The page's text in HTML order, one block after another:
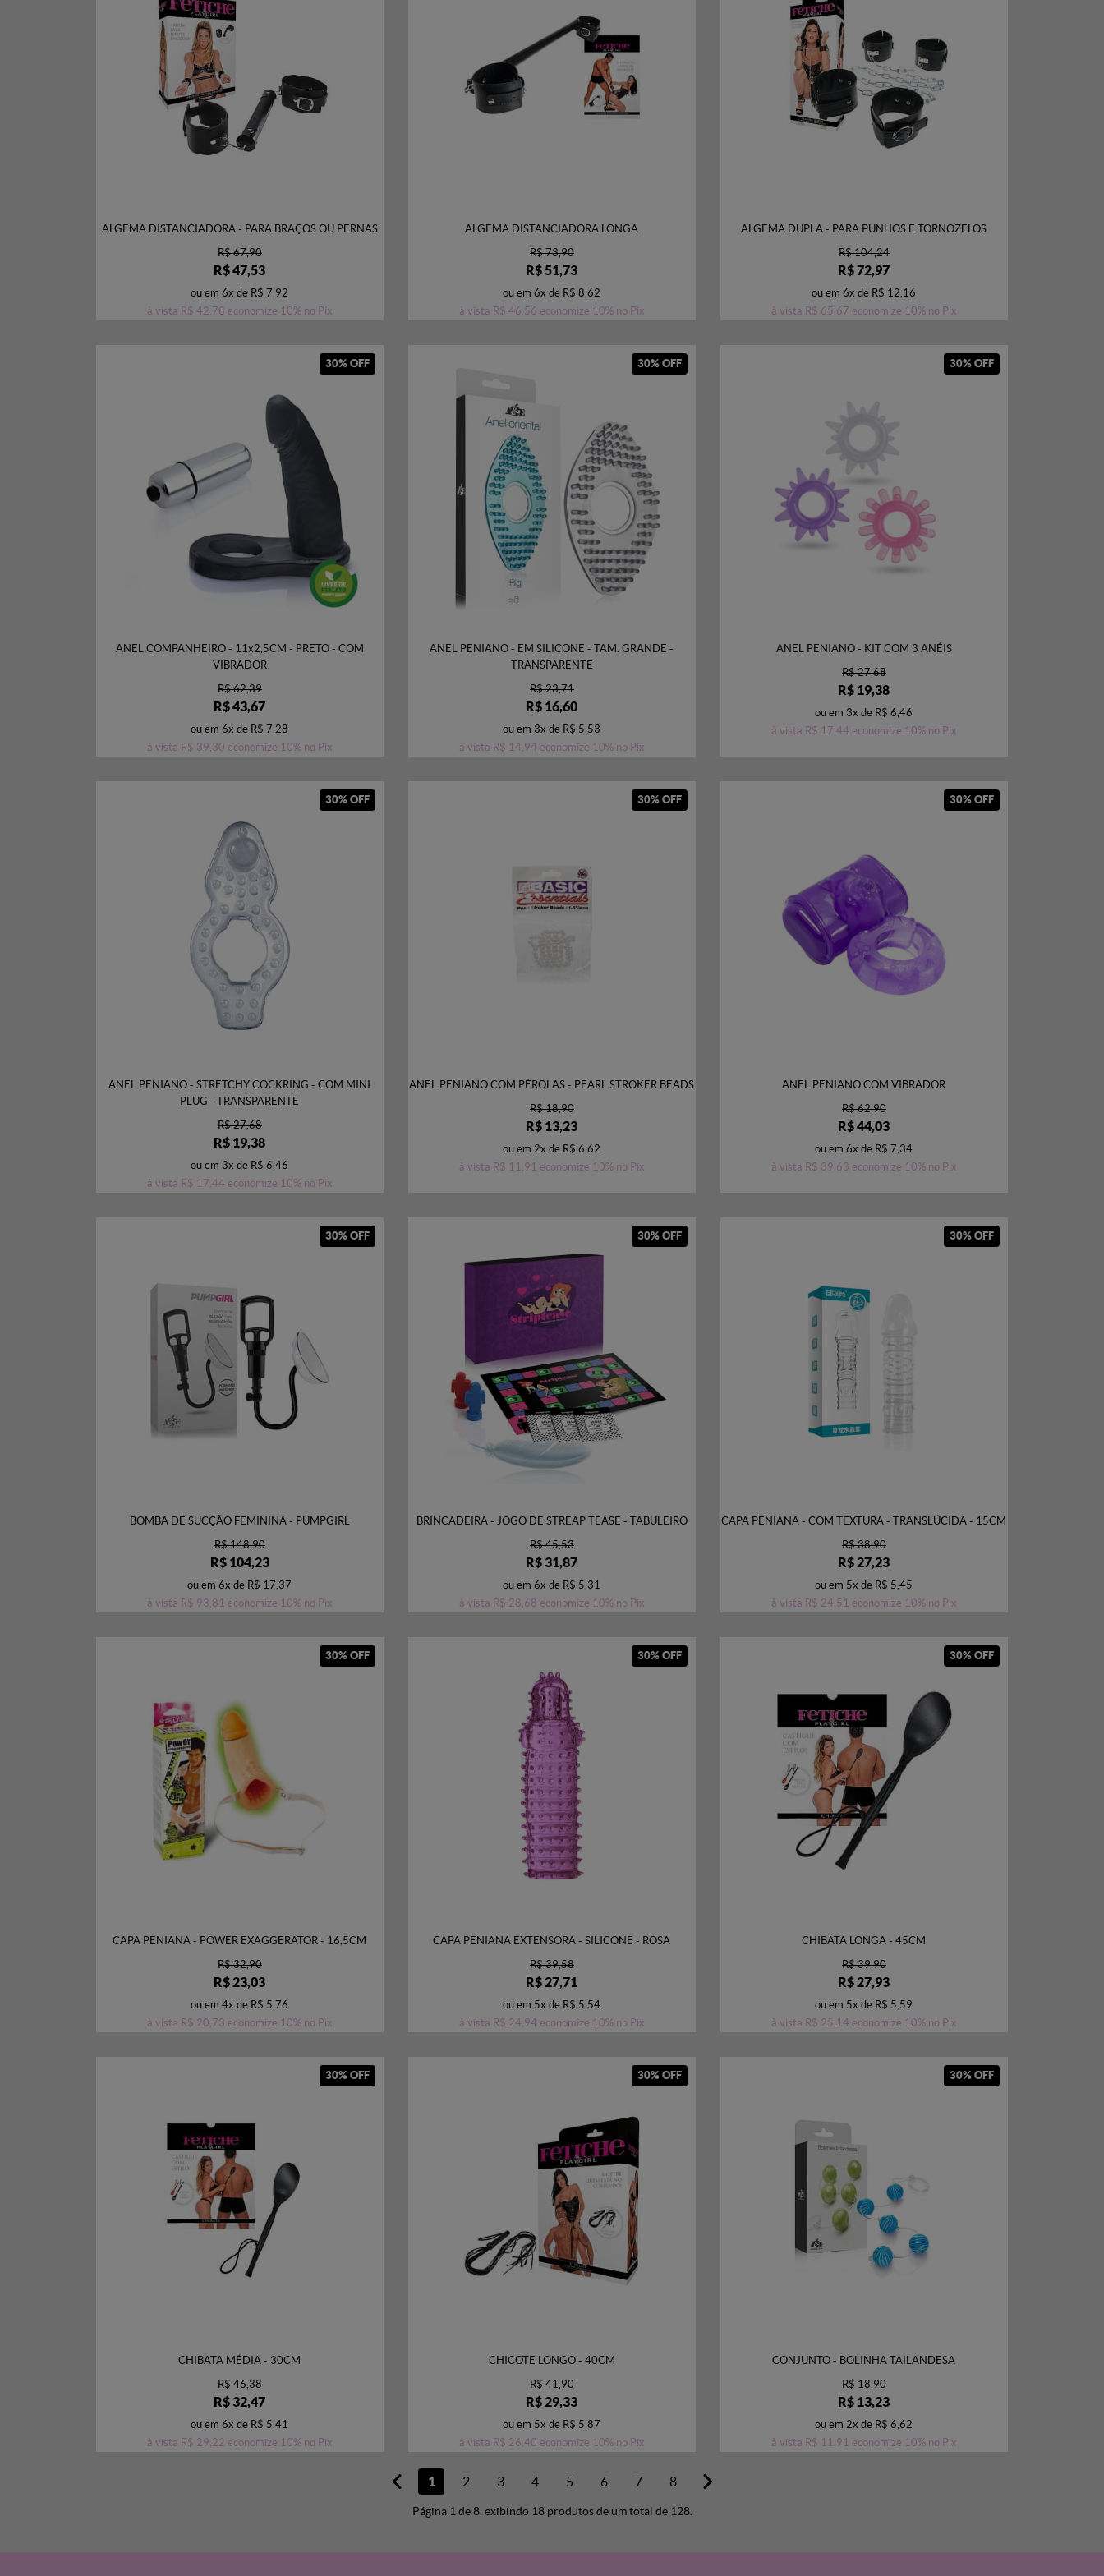
ALGEMA DISTANCIADORA - PARA BRAÇOS OU PERNAS
R$ 67,90
R$ 47,53
ou em6x de R$ 7,92
à vista R$ 42,78 economize 10% no Pix
ALGEMA DISTANCIADORA LONGA
R$ 73,90
R$ 51,73
ou em6x de R$ 8,62
à vista R$ 46,56 economize 10% no Pix
ALGEMA DUPLA - PARA PUNHOS E TORNOZELOS
R$ 104,24
R$ 72,97
ou em6x de R$ 12,16
à vista R$ 65,67 economize 10% no Pix
30% OFF
ANEL COMPANHEIRO - 11x2,5CM - PRETO - COM
VIBRADOR
R$ 62,39
R$ 43,67
ou em6x de R$ 7,28
à vista R$ 39,30 economize 10% no Pix
30% OFF
ANEL PENIANO - EM SILICONE - TAM. GRANDE -
TRANSPARENTE
R$ 23,71
R$ 16,60
ou em 3x de R$ 5,53
à vista R$ 14,94 economize 10% no Pix
30% OFF
ANEL PENIANO - KIT COM 3 ANÉIS
R$ 27,68
R$ 19,38
ou em 3x de R$ 6,46
à vista R$ 17,44 economize 10% no Pix
30% OFF
ANEL PENIANO - STRETCHY COCKRING - COM MINI
PLUG - TRANSPARENTE
R$ 27,68
R$ 19,38
ou em 3x de R$ 6,46
à vista R$ 17,44 economize 10% no Pix
30% OFF
ANEL PENIANO COM PÉROLAS - PEARL STROKER BEADS
R$ 18,90
R$ 13,23
ou em 2x de R$ 6,62
à vista R$ 11,91 economize 10% no Pix
30% OFF
ANEL PENIANO COM VIBRADOR
R$ 62,90
R$ 44,03
ou em6x de R$ 7,34
à vista R$ 39,63 economize 10% no Pix
30% OFF
BOMBA DE SUCÇÃO FEMININA - PUMPGIRL
R$ 148,90
R$ 104,23
ou em6x de R$ 17,37
à vista R$ 93,81 economize 10% no Pix
30% OFF
BRINCADEIRA - JOGO DE STREAP TEASE - TABULEIRO
R$ 45,53
R$ 31,87
ou em6x de R$ 5,31
à vista R$ 28,68 economize 10% no Pix
30% OFF
CAPA PENIANA - COM TEXTURA - TRANSLÚCIDA - 15CM
R$ 38,90
R$ 27,23
ou em 5x de R$ 5,45
à vista R$ 24,51 economize 10% no Pix
30% OFF
CAPA PENIANA - POWER EXAGGERATOR - 16,5CM
R$ 32,90
R$ 23,03
ou em4x de R$ 5,76
à vista R$ 20,73 economize 10% no Pix
30% OFF
CAPA PENIANA EXTENSORA - SILICONE - ROSA
R$ 39,58
R$ 27,71
ou em 5x de R$ 5,54
à vista R$ 24,94 economize 10% no Pix
30% OFF
CHIBATA LONGA - 45CM
R$ 39,90
R$ 27,93
ou em 5x de R$ 5,59
à vista R$ 25,14 economize 10% no Pix
30% OFF
CHIBATA MÉDIA - 30CM
R$ 46,38
R$ 32,47
ou em6x de R$ 5,41
à vista R$ 29,22 economize 10% no Pix
30% OFF
CHICOTE LONGO - 40CM
R$ 41,90
R$ 29,33
ou em 5x de R$ 5,87
à vista R$ 26,40 economize 10% no Pix
30% OFF
CONJUNTO - BOLINHA TAILANDESA
R$ 18,90
R$ 13,23
ou em 2x de R$ 6,62
à vista R$ 11,91 economize 10% no Pix
1 2 3 4 5 6 7 8
Página 1 de 8, exibindo 18 produtos de um total de 128.